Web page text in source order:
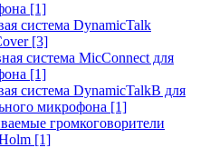
[1]
система DynamicTalk
[3]
система MicConnect для
[1]
система DynamicTalkB для
микрофона [1]
громкоговорители
[1]